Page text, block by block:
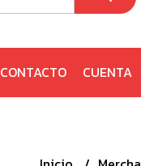
CONTACTO CUENTA